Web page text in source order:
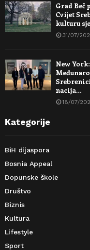
Grad Beč
Cvijet
kulturu
31/07/
New
nacija…
18/07/
Kategorije
BiH dijaspora
Bosnia Appeal
Dopunske škole
Društvo
Biznis
Kultura
Lifestyle
Sport